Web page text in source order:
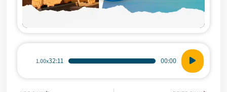
נגן
אודיו
00:00
32:11
1.00x